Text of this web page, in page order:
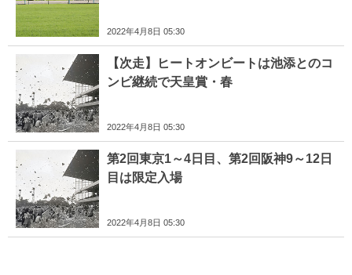
2022年4月8日 05:30
【次走】ヒートオンビートは池添とのコ
ンビ継続で天皇賞・春
2022年4月8日 05:30
第2回東京1～4日目、第2回阪神9～12日
目は限定入場
2022年4月8日 05:30